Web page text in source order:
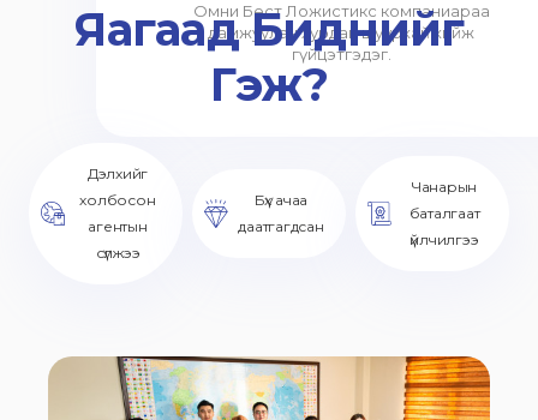
Омни Бест Ложистикс компаниараа
дамжуулан хурдан шуурхай хийж
гүйцэтгэдэг.
Яагаад Биднийг
Гэж?
Дэлхийг
холбосон
агентын
сүлжээ
Бүх ачаа
даатгагдсан
Чанарын
баталгаат
үйлчилгээ